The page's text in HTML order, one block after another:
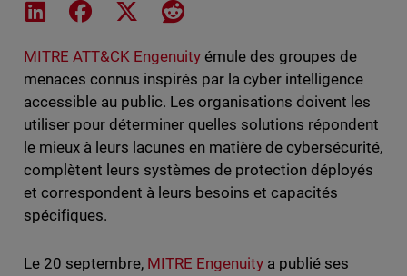
Share on LinkedIn
Share on Facebook
Share on XShare on Reddit
MITRE ATT&CK Engenuityémule des groupes de
menaces connus inspirés par la cyber intelligence
accessible au public. Les organisations doivent les
utiliser pour déterminer quelles solutions répondent
le mieux à leurs lacunes en matière de cybersécurité,
complètent leurs systèmes de protection déployés
et correspondent à leurs besoins et capacités
spécifiques.
Le 20 septembre, MITRE Engenuity a publié ses